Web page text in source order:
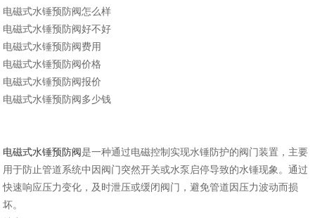
电磁式水锤预防阀怎么样
电磁式水锤预防阀好不好
电磁式水锤预防阀费用
电磁式水锤预防阀价格
电磁式水锤预防阀报价
电磁式水锤预防阀多少钱
电磁式水锤预防阀是一种通过电磁控制实现水锤防护的阀门装置，主要
用于防止管道系统中因阀门突然开关或水泵启停导致的水锤现象。通过
快速响应压力变化，及时泄压或缓闭阀门，避免管道因压力波动而损
坏‌。